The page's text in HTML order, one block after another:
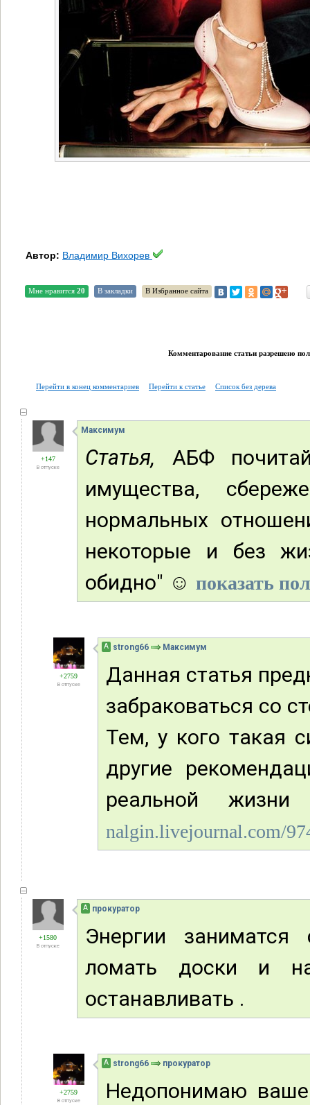
Автор: Владимир Вихорев
Мне нравится 20 В закладки В Избранное сайта
Комментарование статьи разрешено
Перейти в конец комментариев Перейти к статье Список без дерева
+147
В отпуске
Максимум
Статья, АБФ
имущества,
нормальных
некоторые и без
обидно" ☺ показать
+2759
В отпуске
А strong66 Максимум
Данная статья
забраковаться со
Тем, у кого такая
другие
реальной
nalgin.livejournal.com/
+1580
В отпуске
А прокуратор
Энергии
ломать доски и
останавливать .
+2759
В отпуске
А strong66 прокуратор
Недопонимаю